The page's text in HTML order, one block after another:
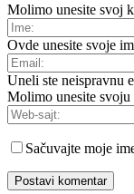
Molimo unesite svoj
Ovde unesite svoje
Uneli ste neispravnu
Molimo unesite svoju
Sačuvajte moje